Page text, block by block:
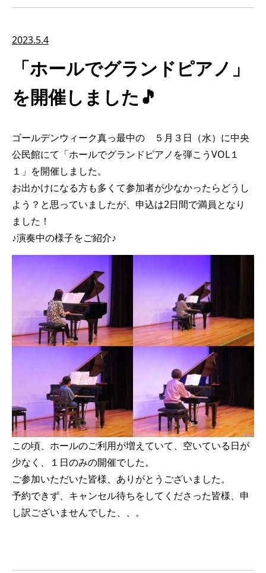
2023.5.4
「ホールでグランドピアノ」
を開催しました🎵
ゴールデンウィーク真っ最中の ５月３日（水）に中央
公民館にて「ホールでグランドピアノを弾こうVOL１
１」を開催しました。
お出かけになる方も多くて参加者が少なかったらどうし
よう？と思っていましたが、申込は2日間で満員となり
ました！
♪演奏中の様子をご紹介♪
この頃、ホールのご利用が増えていて、空いている日が
少なく、１日のみの開催でした。
ご参加いただいた皆様、ありがとうございました。
予約できず、キャンセル待ちをしてくださった皆様、申
し訳ございませんでした、、。